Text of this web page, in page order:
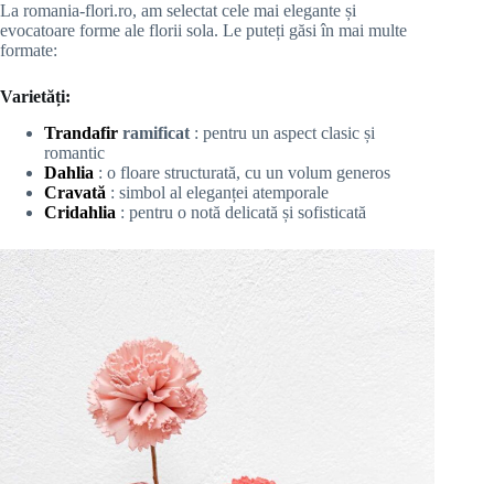
La romania-flori.ro, am selectat cele mai elegante și
evocatoare forme ale florii sola. Le puteți găsi în mai multe
formate:
Varietăți:
Trandafir ramificat : pentru un aspect clasic și
romantic
Dahlia : o floare structurată, cu un volum generos
Cravată : simbol al eleganței atemporale
Cridahlia : pentru o notă delicată și sofisticată